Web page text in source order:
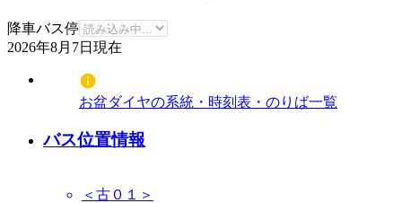
降車バス停
2026年8月7日 現在
お盆ダイヤの系統・時刻表・のりば一覧
バス位置情報
＜古０１＞